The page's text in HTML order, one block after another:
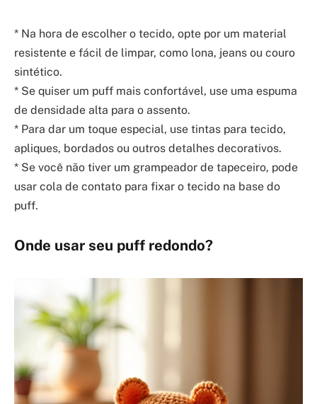
* Na hora de escolher o tecido, opte por um material
resistente e fácil de limpar, como lona, jeans ou couro
sintético.
* Se quiser um puff mais confortável, use uma espuma
de densidade alta para o assento.
* Para dar um toque especial, use tintas para tecido,
apliques, bordados ou outros detalhes decorativos.
* Se você não tiver um grampeador de tapeceiro, pode
usar cola de contato para fixar o tecido na base do
puff.
Onde usar seu puff redondo?